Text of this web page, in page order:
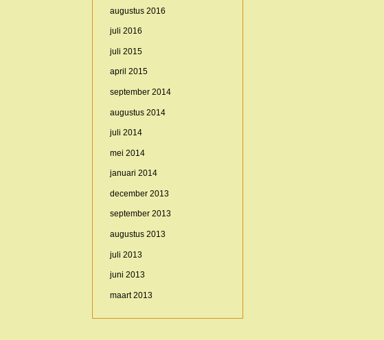
augustus 2016
juli 2016
juli 2015
april 2015
september 2014
augustus 2014
juli 2014
mei 2014
januari 2014
december 2013
september 2013
augustus 2013
juli 2013
juni 2013
maart 2013